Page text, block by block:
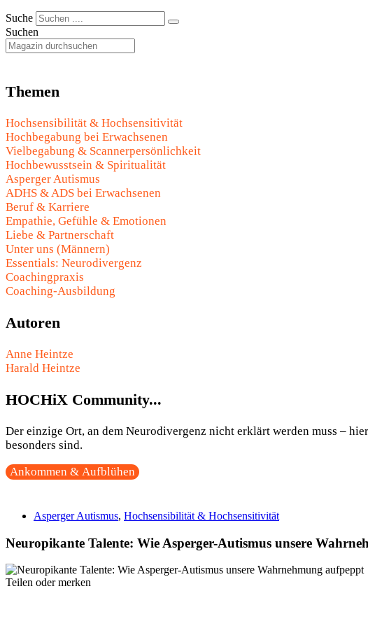
Suche
Suchen
Themen
Hochsensibilität & Hochsensitivität
Hochbegabung bei Erwachsenen
Vielbegabung & Scannerpersönlichkeit
Hochbewusstsein & Spiritualität
Asperger Autismus
ADHS & ADS bei Erwachsenen
Beruf & Karriere
Empathie, Gefühle & Emotionen
Liebe & Partnerschaft
Unter uns (Männern)
Essentials: Neurodivergenz
Coachingpraxis
Coaching-Ausbildung
Autoren
Anne Heintze
Harald Heintze
HOCHiX Community...
Der einzige Ort, an dem Neurodivergenz nicht erklärt werden muss –
besonders sind.
Ankommen & Aufblühen
Asperger Autismus, Hochsensibilität & Hochsensitivität
Neuropikante Talente: Wie Asperger-Autismus unsere
Teilen oder merken